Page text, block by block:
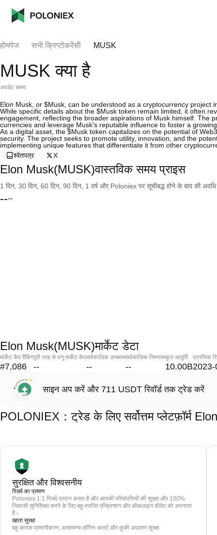
होमपेज सभी क्रिप्टोकरेंसी MUSK
MUSK क्या है
अपडेट समय:
Elon Musk, or $Musk, can be understood as a cryptocurrency
While specific details about the $Musk token remain limited, it often
engagement, reflecting the broader aspirations of Musk himself. The
currencies and leverage Musk's reputable influence to foster a
As a digital asset, the $Musk token capitalizes on the potential of
security. The project seeks to promote utility, innovation, and the
implementing unique features that differentiate it from other
श्वेतपत्र
X
Elon Musk(MUSK)वास्तविक समय प्राइस
1 दिन, 30 दिन, 60 दिन, 90 दिन, 1 वर्ष और Poloniex पर सूचीबद्ध होने के बाद की
----
Elon Musk(MUSK)मार्केट डेटा
मार्केट कैप रैंकिंग
#7,086
पूरी तरह से तनु मार्केट कैप
--
सर्वकालिक उच्चतम
--
सर्वकालिक निम्नतम
--
कुल आपूर्ति
10.00B
प्रारंभिक
साइन अप करें और 711 USDT रिवॉर्ड तक ट्रेड करें
POLONIEX：ट्रेड के लिए सर्वोत्तम प्लेटफ़ॉर्म
सुरक्षित और विश्वसनीय
रिज़र्व का प्रमाण
Poloniex 1:1 रिजर्व प्रदान करता है और आपकी परिसंपत्तियों की सुरक्षा और 100%
निकासी सुनिश्चित करने के लिए बहु-स्तरित एन्क्रिप्शन और ऑफ़लाइन वॉलेट को अपनाता
है।
खाता सुरक्षा
बहु-कारक प्रमाणीकरण, असामान्य लॉगिन अलर्ट और कुकी अपहरण सुरक्षा